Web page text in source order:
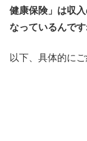
健康保険」は収
なっているんです
以下、具体的にご